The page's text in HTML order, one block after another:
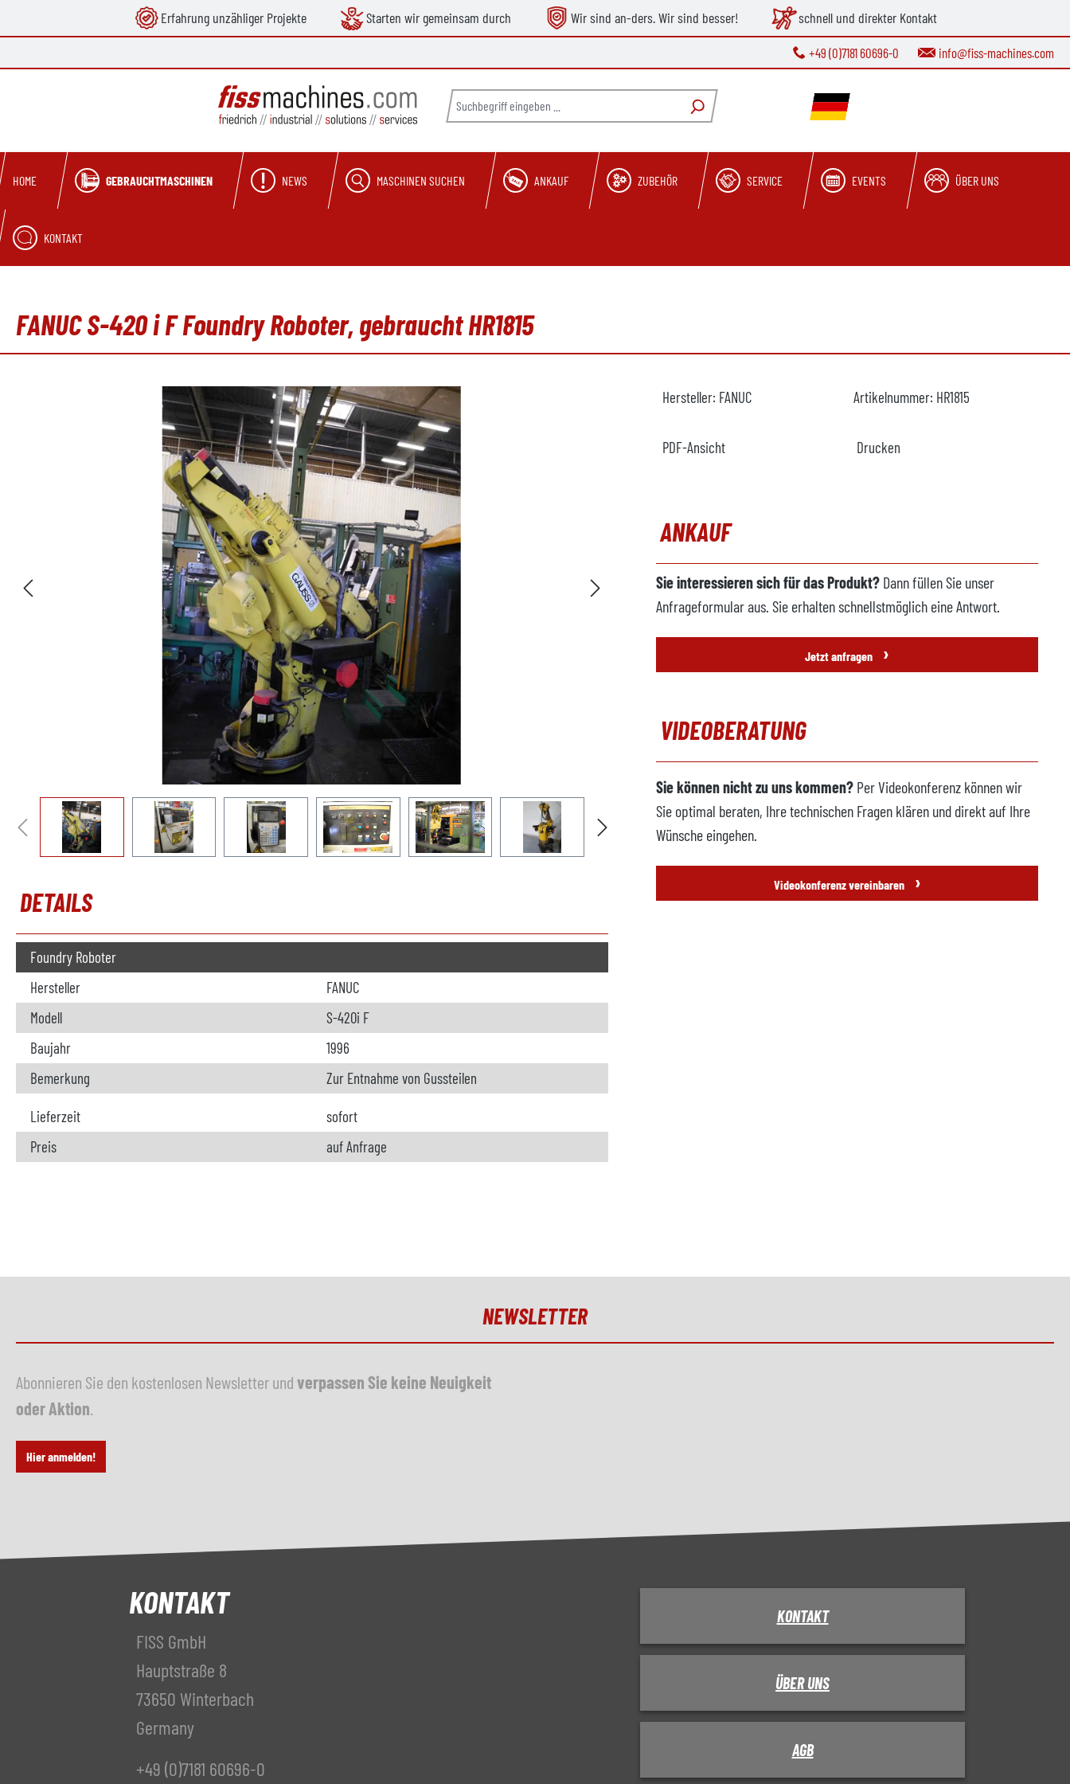
Zur Hauptnavigation springenErfahrung unzähliger Projekte Starten wir gemeinsam durch Wir sind an-ders. Wir sind besser! schnell und direkter Kontakt
+49 (0)7181 60696-0 info@fiss-machines.com
HOME GEBRAUCHTMASCHINEN NEWS MASCHINEN SUCHEN ANKAUF ZUBEHÖR SERVICE EVENTS ÜBER UNS
KONTAKT
FANUC S-420 i F Foundry Roboter, gebraucht HR1815
DETAILS
Foundry Roboter
Hersteller
FANUC
Modell
S-420i F
Baujahr
1996
Bemerkung
Zur Entnahme von Gussteilen
Lieferzeit
sofort
Preis
auf Anfrage
Hersteller: FANUC Artikelnummer: HR1815
PDF-Ansicht Drucken
ANKAUF
Sie interessieren sich für das Produkt? Dann füllen Sie unser
Anfrageformular aus. Sie erhalten schnellstmöglich eine Antwort.
Jetzt anfragen ›
VIDEOBERATUNG
Sie können nicht zu uns kommen? Per Videokonferenz können wir
Sie optimal beraten, Ihre technischen Fragen klären und direkt auf Ihre
Wünsche eingehen.
Videokonferenz vereinbaren ›
NEWSLETTER
Abonnieren Sie den kostenlosen Newsletter undverpassen Sie keine Neuigkeit
oder Aktion
Hier anmelden!
KONTAKT
FISS GmbH
Hauptstraße 8
73650 Winterbach
Germany
+49 (0)7181 60696-0
KONTAKT
ÜBER UNS
AGB